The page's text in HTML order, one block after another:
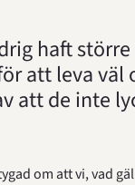
haft
att leva väl
att de inte
om att vi, vad